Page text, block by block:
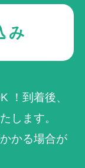
み
！到着後、
します。
かる場合が